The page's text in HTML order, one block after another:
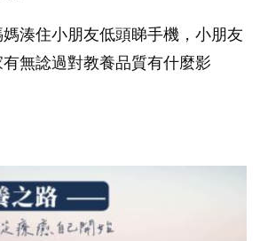
湊住小朋友低頭睇手機，小朋友
無諗過對教養品質有什麼影